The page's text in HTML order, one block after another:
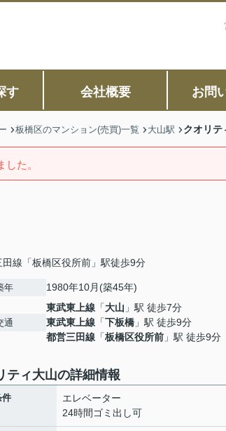
す 会社概要 お問
板橋区のマンション(売買)一覧 大山駅 クオリテ
た。
田線「板橋区役所前」駅徒歩9分
年 1980年10月(築45年)
通
東武東上線 「大山 」駅 徒歩7分
東武東上線 「下板橋 」駅 徒歩9分
都営三田線 「板橋区役所前 」駅 徒歩9分
ティ大山の詳細情報
件
エレベーター
24時間ゴミ出し可